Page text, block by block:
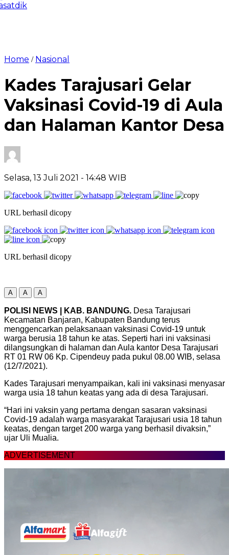
Home / Nasional
Kades Tarajusari Gelar
Vaksinasi Covid-19 di Aula
dan Halaman Kantor Desa
Selasa, 13 Juli 2021 - 14:48 WIB
URL berhasil dicopy
URL berhasil dicopy
A A A
POLISI NEWS | KAB. BANDUNG. Desa Tarajusari
Kecamatan Banjaran, Kabupaten Bandung terus
menggencarkan pelaksanaan vaksinasi Covid-19 untuk
warga berusia 18 tahun ke atas. Seperti hari ini vaksinasi
dilangsungkan di halaman dan Aula kantor Desa Tarajusari
RT 01 RW 06 Kp. Cipendeuy pada pukul 08.00 WIB, selasa
(12/7/2021).
Kades Tarajusari menyampaikan, kali ini vaksinasi menyasar
warga usia 18 tahun keatas yang ada di desa Tarajusari.
“Hari ini vaksin yang pertama dengan sasaran vaksinasi
Covid-19 adalah warga masyarakat Tarajusari usia 18 tahun
keatas, dengan target 200 warga yang berhasil divaksin,”
ujar Uli Mualia.
ADVERTISEMENT